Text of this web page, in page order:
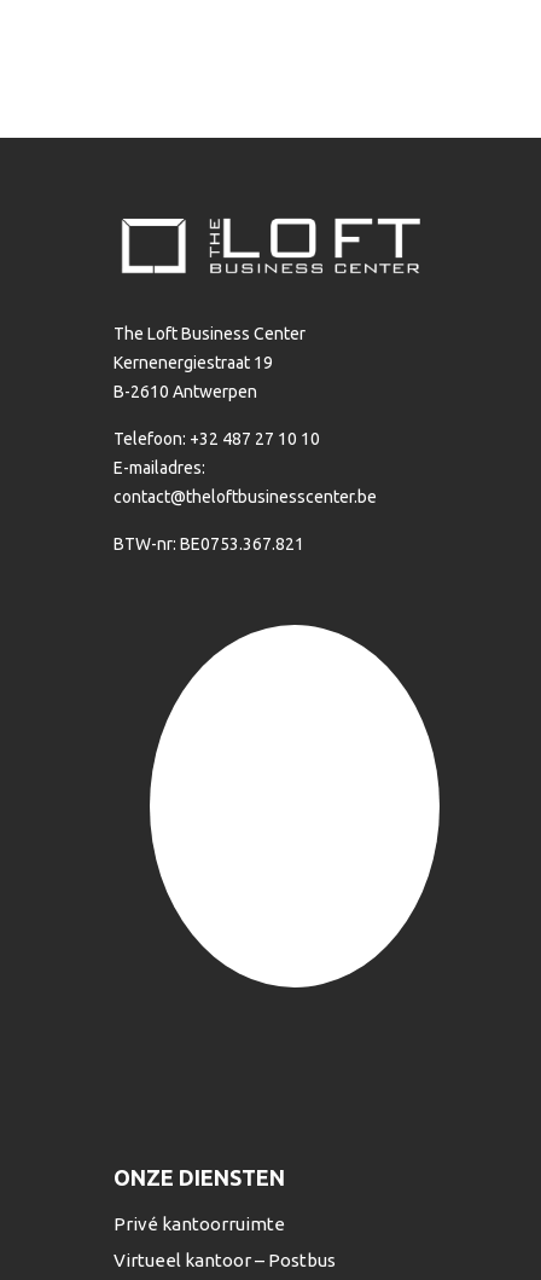
The Loft Business Center
Kernenergiestraat 19
B-2610 Antwerpen
Telefoon: +32 487 27 10 10
E-mailadres:
contact@theloftbusinesscenter.be
BTW-nr: BE0753.367.821
ONZE DIENSTEN
Privé kantoorruimte
Virtueel kantoor – Postbus